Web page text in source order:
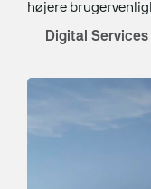
højere
Digital Services